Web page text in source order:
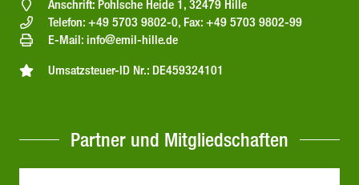
Anschrift: Pohlsche Heide 1, 32479 Hille
Telefon: +49 5703 9802-0, Fax: +49 5703 9802-99
E-Mail: info@emil-hille.de
Umsatzsteuer-ID Nr.: DE459324101
Partner und Mitgliedschaften